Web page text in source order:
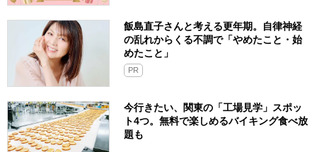
飯島直子さんと考える更年期。自律神経
の乱れからくる不調で「やめたこと・始
めたこと」
PR
今行きたい、関東の「工場見学」スポッ
ト4つ。無料で楽しめるバイキング食べ放
題も